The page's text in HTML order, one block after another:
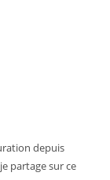
depuis
partage sur ce